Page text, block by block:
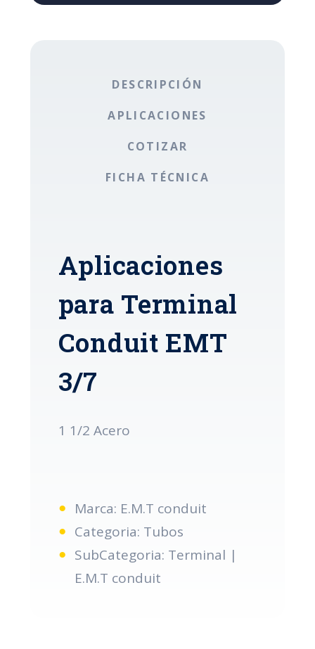
DESCRIPCIÓN
APLICACIONES
COTIZAR
FICHA TÉCNICA
Aplicaciones
para Terminal
Conduit EMT
3/7
1 1/2 Acero
Marca: E.M.T conduit
Categoria: Tubos
SubCategoria: Terminal |
E.M.T conduit